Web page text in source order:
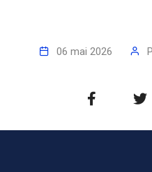
06 mai 2026